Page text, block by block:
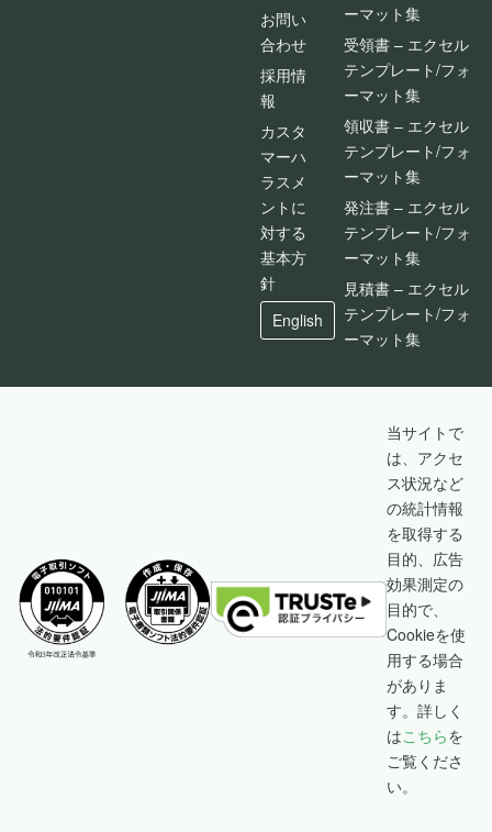
お問い
合わせ
採用情
報
カスタ
マーハ
ラスメ
ントに
対する
基本方
針
English
ーマット集
受領書 – エクセル
テンプレート/フォ
ーマット集
領収書 – エクセル
テンプレート/フォ
ーマット集
発注書 – エクセル
テンプレート/フォ
ーマット集
見積書 – エクセル
テンプレート/フォ
ーマット集
当サイトで
は、アクセ
ス状況など
の統計情報
を取得する
目的、広告
効果測定の
目的で、
Cookieを使
用する場合
がありま
す。詳しく
はこちらを
ご覧くださ
い。